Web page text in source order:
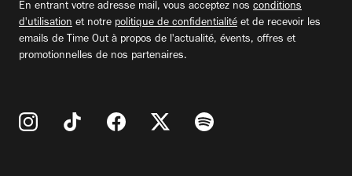
En entrant votre adresse mail, vous acceptez nos conditions
d'utilisation et notre politique de confidentialité et de recevoir les
emails de Time Out à propos de l'actualité, évents, offres et
promotionnelles de nos partenaires.